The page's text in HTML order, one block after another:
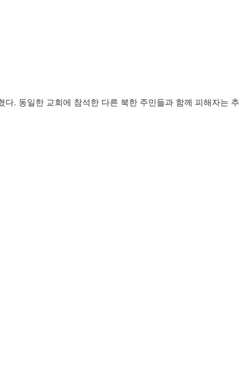
. 동일한 교회에 참석한 다른 북한 주민들과 함께 피해자는 추